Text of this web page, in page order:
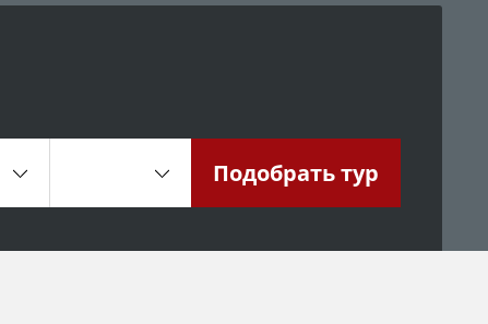
Подобратьтур